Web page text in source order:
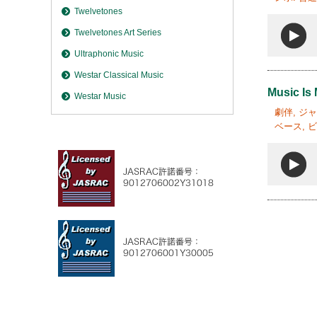
Music Is
劇伴, ジ
ベース,
Twelvetones
Twelvetones Art Series
Ultraphonic Music
Westar Classical Music
Westar Music